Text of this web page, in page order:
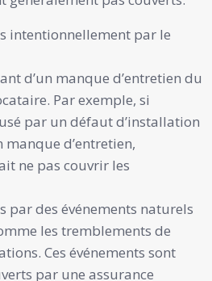
intentionnellement par le
d’un manque d’entretien du
Par exemple, si
par un défaut d’installation
d’entretien,
ne pas couvrir les
par des événements naturels
les tremblements de
Ces événements sont
par une assurance